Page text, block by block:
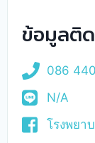
ข้อมูลติ
086
N/A
โรงพยา